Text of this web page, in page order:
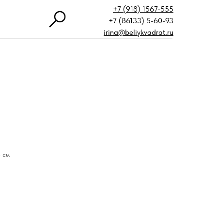
+7 (918) 1567-555
+7 (86133) 5-60-93
irina@beliykvadrat.ru
см